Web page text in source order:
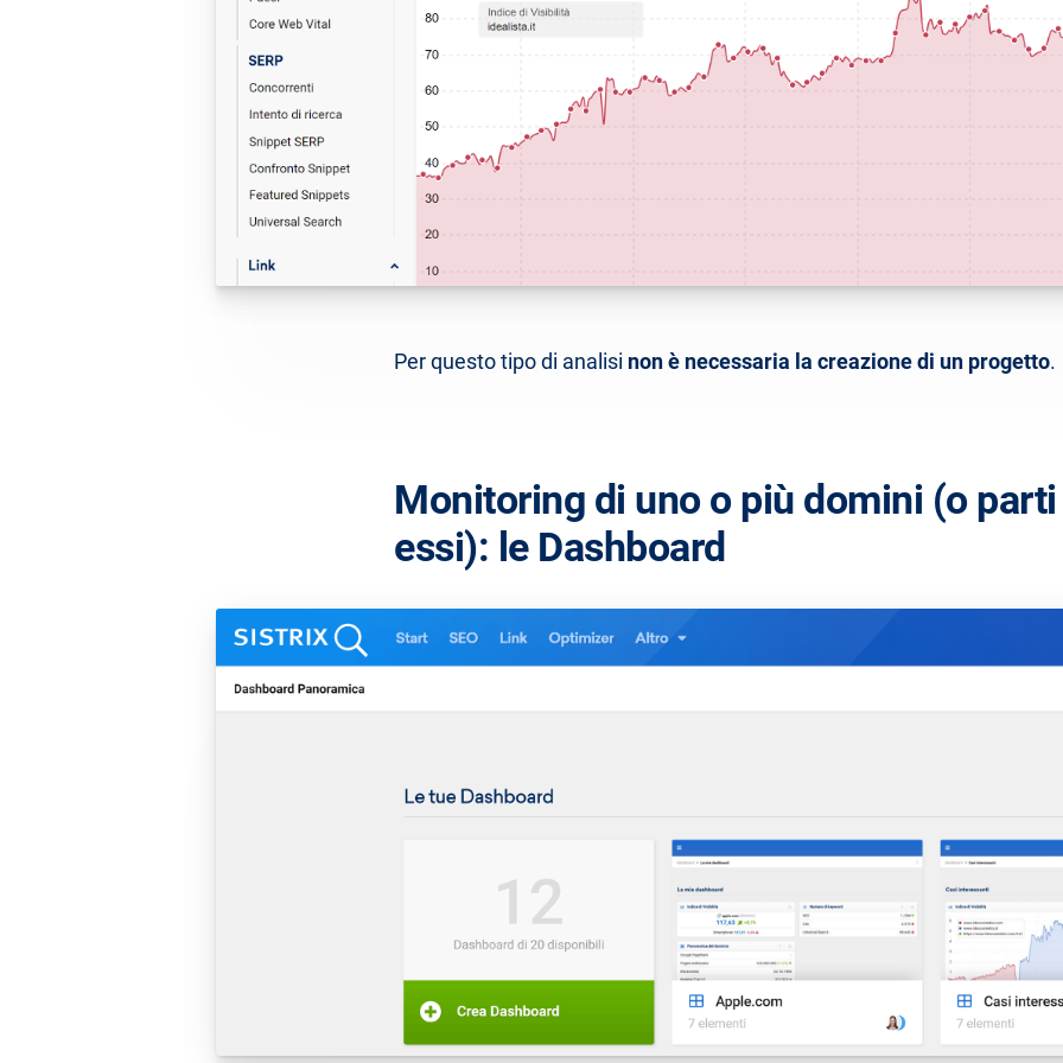
Per questo tipo di analisi non è necessaria la creazione di un progetto.
Monitoring di uno o più domini (o
essi): le Dashboard